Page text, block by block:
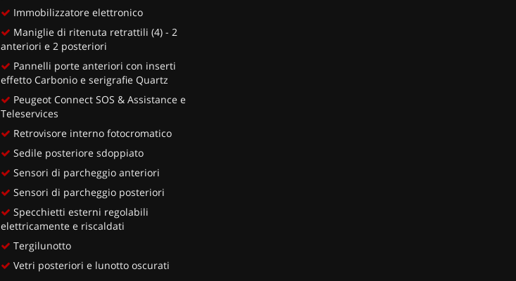
Immobilizzatore elettronico
Maniglie di ritenuta retrattili (4) - 2
anteriori e 2 posteriori
Pannelli porte anteriori con inserti
effetto Carbonio e serigrafie Quartz
Peugeot Connect SOS & Assistance e
Teleservices
Retrovisore interno fotocromatico
Sedile posteriore sdoppiato
Sensori di parcheggio anteriori
Sensori di parcheggio posteriori
Specchietti esterni regolabili
elettricamente e riscaldati
Tergilunotto
Vetri posteriori e lunotto oscurati